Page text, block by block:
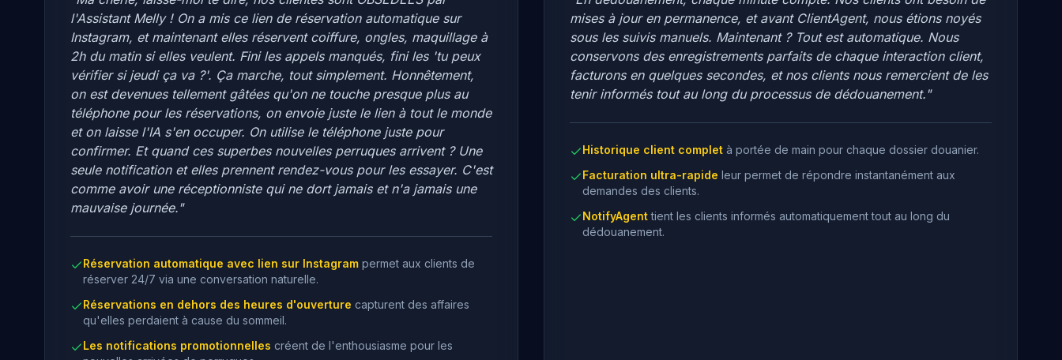
l'Assistant Melly ! On a mis ce lien de réservation automatique sur
Instagram, et maintenant elles réservent coiffure, ongles, maquillage à
2h du matin si elles veulent. Fini les appels manqués, fini les 'tu peux
vérifier si jeudi ça va ?'. Ça marche, tout simplement. Honnêtement,
on est devenues tellement gâtées qu'on ne touche presque plus au
téléphone pour les réservations, on envoie juste le lien à tout le monde
et on laisse l'IA s'en occuper. On utilise le téléphone juste pour
confirmer. Et quand ces superbes nouvelles perruques arrivent ? Une
seule notification et elles prennent rendez-vous pour les essayer. C'est
comme avoir une réceptionniste qui ne dort jamais et n'a jamais une
mauvaise journée."
Réservation automatique avec lien sur Instagram permet aux clients de
réserver 24/7 via une conversation naturelle.
Réservations en dehors des heures d'ouverture capturent des affaires
qu'elles perdaient à cause du sommeil.
Les notifications promotionnelles créent de l'enthousiasme pour les
mises à jour en permanence, et avant ClientAgent, nous étions noyés
sous les suivis manuels. Maintenant ? Tout est automatique. Nous
conservons des enregistrements parfaits de chaque interaction client,
facturons en quelques secondes, et nos clients nous remercient de les
tenir informés tout au long du processus de dédouanement."
Historique client complet à portée de main pour chaque dossier douanier.
Facturation ultra-rapide leur permet de répondre instantanément aux
demandes des clients.
NotifyAgenttient les clients informés automatiquement tout au long du
dédouanement.